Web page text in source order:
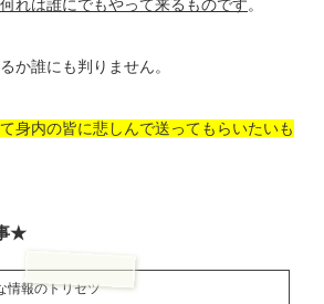
れは誰にでもやって来るものです。
か誰にも判りません。
身内の皆に悲しんで送ってもらいたいも
★
情報のトリセツ